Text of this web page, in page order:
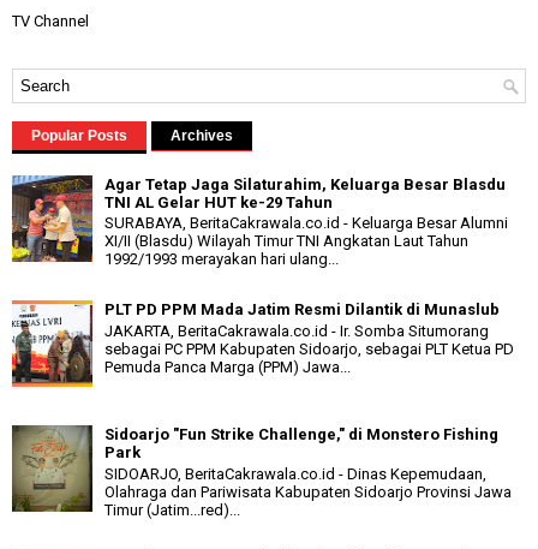
TV Channel
Popular Posts Archives
Agar Tetap Jaga Silaturahim, Keluarga Besar Blasdu
TNI AL Gelar HUT ke-29 Tahun
SURABAYA, BeritaCakrawala.co.id - Keluarga Besar Alumni
XI/II (Blasdu) Wilayah Timur TNI Angkatan Laut Tahun
1992/1993 merayakan hari ulang...
PLT PD PPM Mada Jatim Resmi Dilantik di Munaslub
JAKARTA, BeritaCakrawala.co.id - Ir. Somba Situmorang
sebagai PC PPM Kabupaten Sidoarjo, sebagai PLT Ketua PD
Pemuda Panca Marga (PPM) Jawa...
Sidoarjo "Fun Strike Challenge," di Monstero Fishing
Park
SIDOARJO, BeritaCakrawala.co.id - Dinas Kepemudaan,
Olahraga dan Pariwisata Kabupaten Sidoarjo Provinsi Jawa
Timur (Jatim...red)...